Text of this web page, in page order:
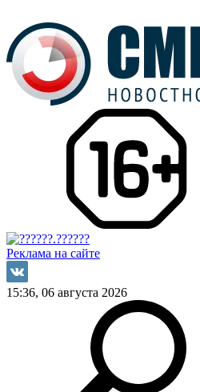
Реклама на сайте
15:36, 06 августа 2026